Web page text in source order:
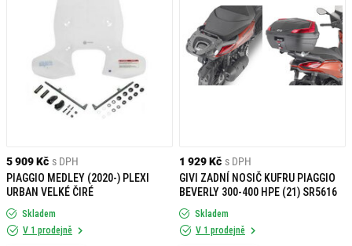
5 909 Kč s DPH
PIAGGIO MEDLEY (2020-) PLEXI
URBAN VELKÉ ČIRÉ
Skladem
V 1 prodejně
1 929 Kč s DPH
GIVI ZADNÍ NOSIČ KUFRU PIAGGIO
BEVERLY 300-400 HPE (21) SR5616
Skladem
V 1 prodejně